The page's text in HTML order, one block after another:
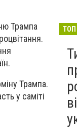
Трампа
Трампа.
у саміті
ТОП